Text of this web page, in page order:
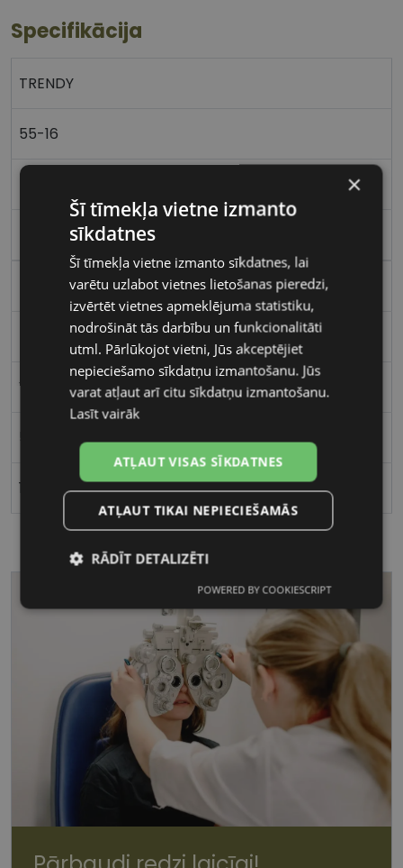
Specifikācija
TRENDY
55-16
Plastmasa
Kvadrātveida
Vīriešiem
16
×
Šī tīmekļa vietne izmanto
sīkdatnes
Šī tīmekļa vietne izmanto sīkdatnes, lai
varētu uzlabot vietnes lietošanas pieredzi,
izvērtēt vietnes apmeklējuma statistiku,
nodrošināt tās darbību un funkcionalitāti
utml. Pārlūkojot vietni, Jūs akceptējiet
nepieciešamo sīkdatņu izmantošanu. Jūs
varat atļaut arī citu sīkdatņu izmantošanu.
Lasīt vairāk
ATĻAUT VISAS SĪKDATNES
ATĻAUT TIKAI NEPIECIEŠAMĀS
RĀDĪT DETALIZĒTI
sīkdatnes
Statistikas
sīkdatnes
Mārketinga
sīkdatnes
Funkcionālās
sīkdatnes
POWERED BY COOKIESCRIPT